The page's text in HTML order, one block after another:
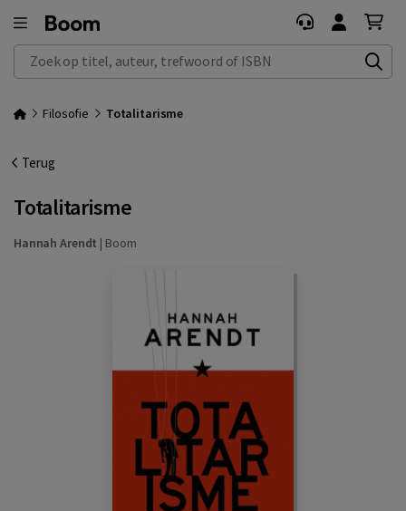
Zoek op titel, auteur, trefwoord of ISBN
Filosofie Totalitarisme
Terug
Totalitarisme
Hannah Arendt | Boom